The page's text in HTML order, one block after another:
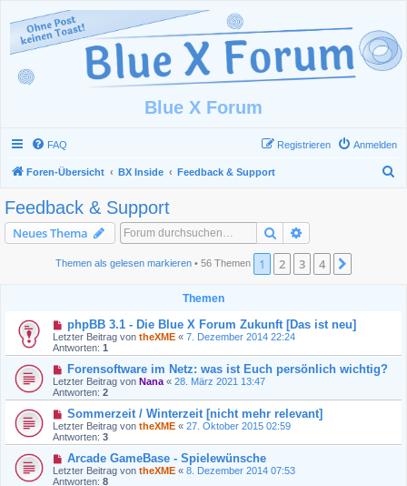
Blue X Forum
FAQ Anmelden
Registrieren
Foren-Übersicht BX Inside Feedback & Support
Feedback & Support
Neues Thema Suche
Themen als gelesen markieren • 56 Themen 1 2 3 4
Themen
phpBB 3.1 - Die Blue X Forum Zukunft [Das ist neu]
Letzter Beitrag von theXME « 7. Dezember 2014 22:24
Antworten: 1
Forensoftware im Netz: was ist Euch persönlich wichtig?
Letzter Beitrag von Nana « 28. März 2021 13:47
Antworten: 2
Sommerzeit / Winterzeit [nicht mehr relevant]
Letzter Beitrag von theXME « 27. Oktober 2015 02:59
Antworten: 3
Arcade GameBase - Spielewünsche
Letzter Beitrag von theXME « 8. Dezember 2014 07:53
Antworten: 8